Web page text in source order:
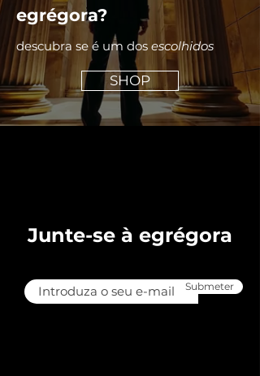
egrégora?
descubra se é um dos escolhidos
SHOP
Junte-se à egrégora
Submeter